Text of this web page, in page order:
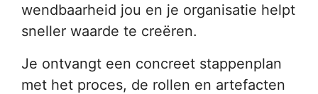
wendbaarheid jou en je organisatie helpt
sneller waarde te creëren.
Je ontvangt een concreet stappenplan
met het proces, de rollen en artefacten